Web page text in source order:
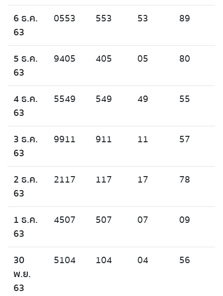
6 ธ.ค.
63
0553 553 53 89
5 ธ.ค.
63
9405 405 05 80
4 ธ.ค.
63
5549 549 49 55
3 ธ.ค.
63
9911 911 11 57
2 ธ.ค.
63
2117 117 17 78
1 ธ.ค.
63
4507 507 07 09
30
พ.ย.
63
5104 104 04 56